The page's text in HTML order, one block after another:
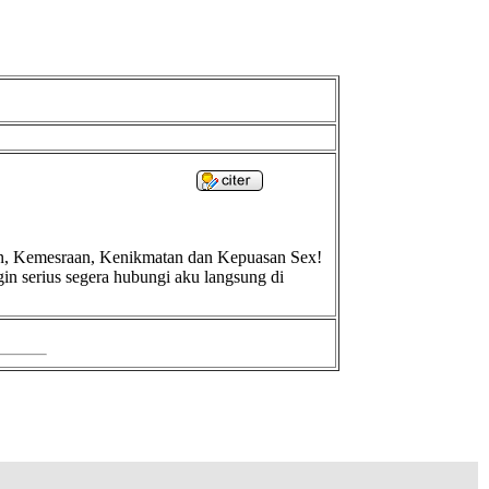
Kemesraan, Kenikmatan dan Kepuasan Sex!
serius segera hubungi aku langsung di